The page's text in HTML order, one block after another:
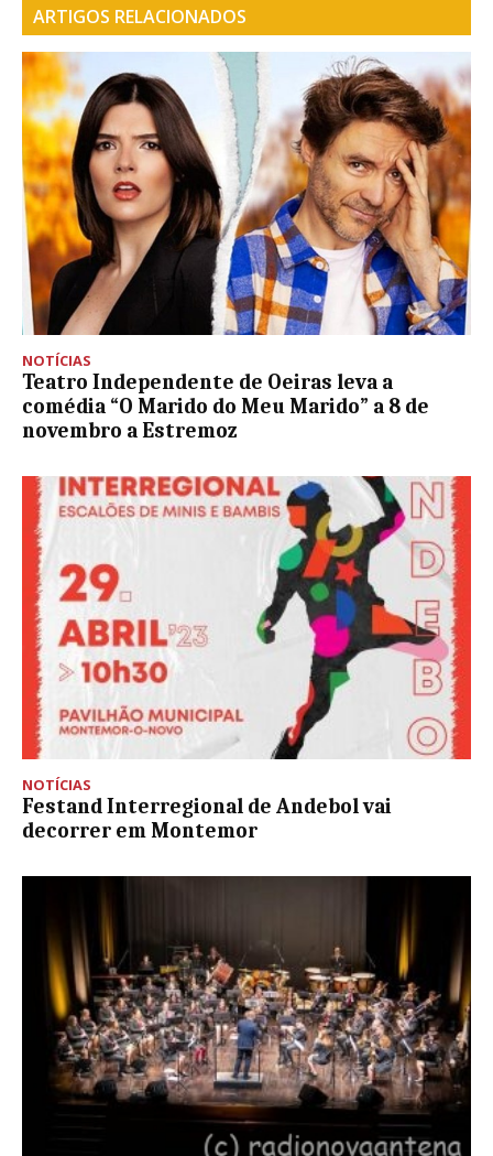
ARTIGOS RELACIONADOS
NOTÍCIAS
Teatro Independente de Oeiras leva a
comédia “O Marido do Meu Marido” a 8 de
novembro a Estremoz
NOTÍCIAS
Festand Interregional de Andebol vai
decorrer em Montemor